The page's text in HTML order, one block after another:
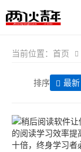
当前位置： 首页
排序 最新